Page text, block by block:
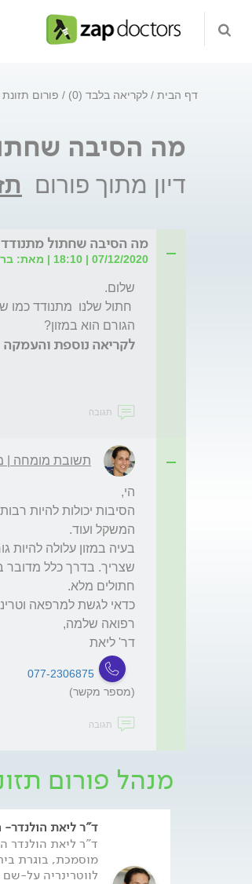
דף הבית לקריאה בלבד (0) פורום
מה הסיבה
דיון מתוך פורום
מה הסיבה שחתול מתנודד
07/12/2020 | 18:10 | מאת: ברוך
הגורם הוא במזון?
לקריאה נוספת והעמקה
תגובה
תשובת מומחה |
דר' ליאת
077-2306875
(מספר מקשר)
תגובה
מנהל פורום
ד"ר ליאת הולנדר-
ד"ר ליאת הולנדר
מוסמכת, בוגרת
לווטרינריה על-